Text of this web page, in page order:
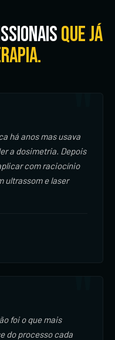
que já
há anos mas usava
a dosimetria. Depois
com raciocínio
ultrassom e laser
foi o que mais
do processo cada